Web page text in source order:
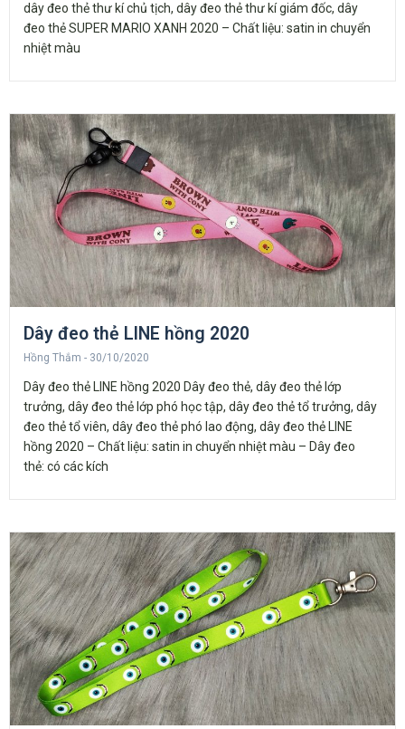
dây đeo thẻ thư kí chủ tịch, dây đeo thẻ thư kí giám đốc, dây
đeo thẻ SUPER MARIO XANH 2020 – Chất liệu: satin in chuyển
nhiệt màu
Dây đeo thẻ LINE hồng 2020
Hồng Thắm 30/10/2020
Dây đeo thẻ LINE hồng 2020 Dây đeo thẻ, dây đeo thẻ lớp
trưởng, dây đeo thẻ lớp phó học tập, dây đeo thẻ tổ trưởng, dây
đeo thẻ tổ viên, dây đeo thẻ phó lao động, dây đeo thẻ LINE
hồng 2020 – Chất liệu: satin in chuyển nhiệt màu – Dây đeo
thẻ: có các kích